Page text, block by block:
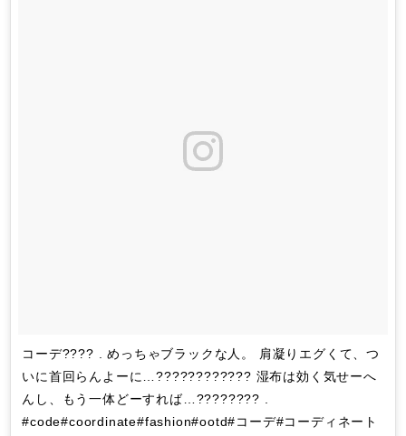
コーデ???? . めっちゃブラックな人。 肩凝りエグくて、つ
いに首回らんよーに…???????????? 湿布は効く気せーへ
んし、もう一体どーすれば…???????? .
#code#coordinate#fashion#ootd#コーデ#コーディネート